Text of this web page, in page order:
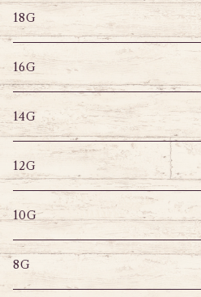
18G
8G
6G
リングピアス
その他
キャプティブリング
ラブレット
18G
キャプティブリング
ストレートバーベル
デザインバーベル
ラブレット
バナナバーベル
鼻ピアス
16G
キャプティブリング
ストレートバーベル
デザインバーベル
ラブレット
バナナバーベル
14G
キャプティブリング
ストレートバーベル
デザインバーベル
ラブレット
12G
キャプティブリング
ストレートバーベル
10G
キャプティブリング
8G